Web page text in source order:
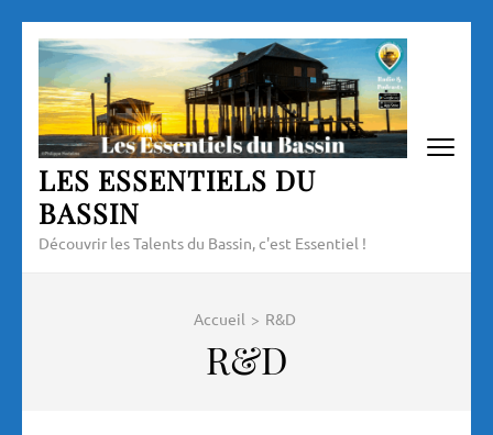
Aller
contenu
(Pressez
Entrée)
LES ESSENTIELS DU
BASSIN
Découvrir les Talents du Bassin, c'est Essentiel !
Accueil > R&D
R&D